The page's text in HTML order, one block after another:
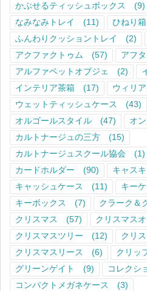
かぶせるティッシュボックス
(9)
なみなみトレイ
(11) ひねり箱
ふんわりクッショントレイ
(2)
アクファクトゥム
(57) アフ
アルファベットオブジェ
(2)
インテリア茶箱
(17) ウィリ
ウェットティッシュケース
(43)
オルゴールスタイル
(47) オ
カルトナージュの三方
(15)
カルトナージュスクール協会
(1)
カードホルダー
(90) キャス
キャッシュケース
(11) キー
キーボックス
(7) クラーク＆
クリスマス
(57) クリスマス
クリスマスツリー
(12) クリ
クリスマスリース
(6) クリッ
グリーンゲイト
(9) コレクシ
コンパクトメガネケース
(3)